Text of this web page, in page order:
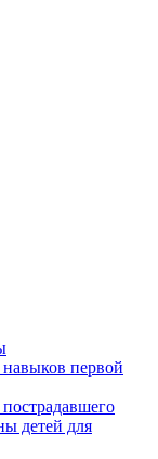
первой
детей для